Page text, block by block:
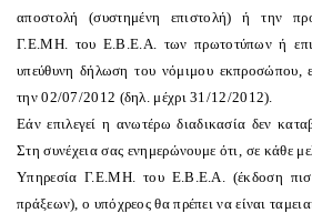
αποστολή (συστημένη επιστολή) ή την
Γ.Ε.ΜΗ. του Ε.Β.Ε.Α. των πρωτοτύπων ή
υπεύθυνη δήλωση του νόμιμου εκπροσώπου,
την 02/07/2012 (δηλ. μέχρι 31/12/2012).
Εάν επιλεγεί η ανωτέρω διαδικασία δεν
Στη συνέχεια σας ενημερώνουμε ότι, σε κάθε
Υπηρεσία Γ.Ε.ΜΗ. του Ε.Β.Ε.Α. (έκδοση
πράξεων), ο υπόχρεος θα πρέπει να είναι